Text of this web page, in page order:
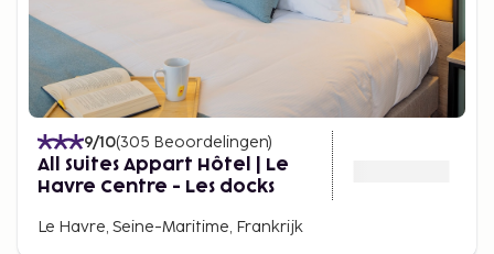
9/10(305 Beoordelingen)
All Suites Appart Hôtel | Le
Havre Centre - Les docks
Le Havre, Seine-Maritime, Frankrijk